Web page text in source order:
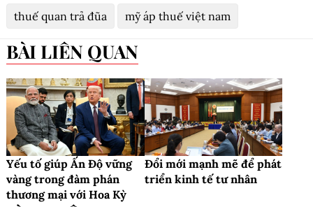
thuế quan trả đũa mỹ áp thuế việt nam
BÀI LIÊN QUAN
Yếu tố giúp Ấn Độ vững
vàng trong đàm phán
thương mại với Hoa Kỳ
Đổi mới mạnh mẽ để phát
triển kinh tế tư nhân